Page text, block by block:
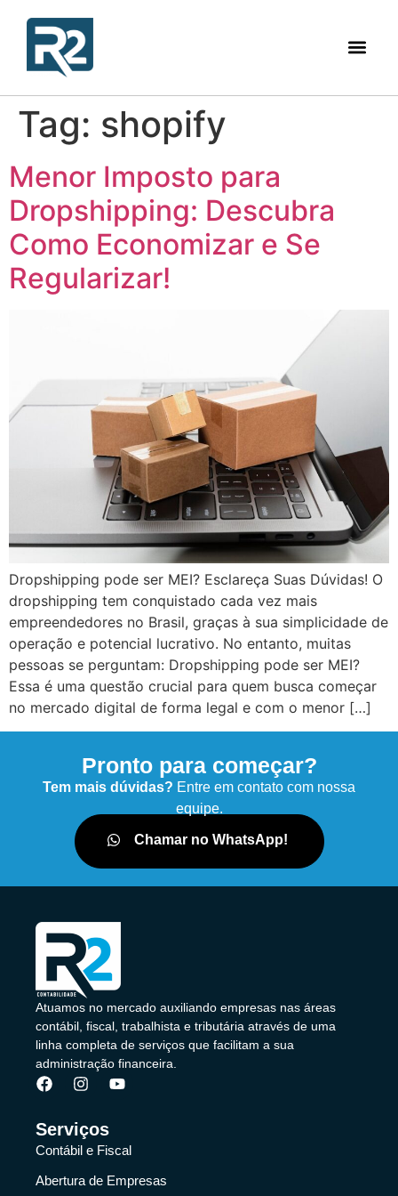
Tag: shopify
Menor Imposto para
Dropshipping: Descubra
Como Economizar e Se
Regularizar!
Dropshipping pode ser MEI? Esclareça Suas Dúvidas! O
dropshipping tem conquistado cada vez mais
empreendedores no Brasil, graças à sua simplicidade de
operação e potencial lucrativo. No entanto, muitas
pessoas se perguntam: Dropshipping pode ser MEI?
Essa é uma questão crucial para quem busca começar
no mercado digital de forma legal e com o menor […]
Pronto para começar?
Tem mais dúvidas? Entre em contato com nossa
equipe.
Chamar no WhatsApp!
Atuamos no mercado auxiliando empresas nas áreas
contábil, fiscal, trabalhista e tributária através de uma
linha completa de serviços que facilitam a sua
administração financeira.
Serviços
Contábil e Fiscal
Abertura de Empresas